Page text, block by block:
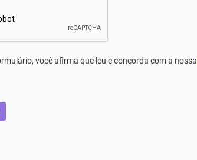
você afirma que leu e concorda com a nossa